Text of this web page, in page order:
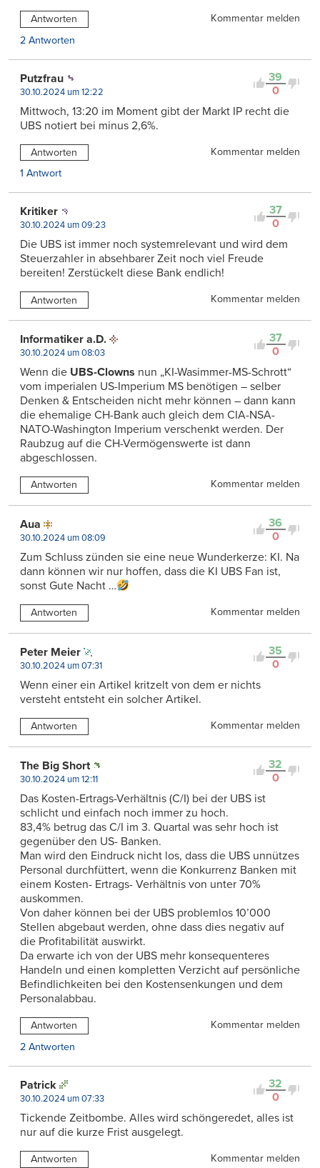
Antworten
Kommentar melden
2 Antworten
39
0
Putzfrau
30.10.2024 um 12:22
Mittwoch, 13:20 im Moment gibt der Markt IP recht die
UBS notiert bei minus 2,6%.
Antworten
Kommentar melden
1 Antwort
37
0
Kritiker
30.10.2024 um 09:23
Die UBS ist immer noch systemrelevant und wird dem
Steuerzahler in absehbarer Zeit noch viel Freude
bereiten! Zerstückelt diese Bank endlich!
Antworten Kommentar melden
37
0
Informatiker a.D.
30.10.2024 um 08:03
Wenn die UBS-Clowns nun „KI-Wasimmer-MS-Schrott“
vom imperialen US-Imperium MS benötigen – selber
Denken & Entscheiden nicht mehr können – dann kann
die ehemalige CH-Bank auch gleich dem CIA-NSA-
NATO-Washington Imperium verschenkt werden. Der
Raubzug auf die CH-Vermögenswerte ist dann
abgeschlossen.
Antworten Kommentar melden
36
0
Aua
30.10.2024 um 08:09
Zum Schluss zünden sie eine neue Wunderkerze: KI. Na
dann können wir nur hoffen, dass die KI UBS Fan ist,
sonst Gute Nacht …
Antworten Kommentar melden
35
0
Peter Meier
30.10.2024 um 07:31
Wenn einer ein Artikel kritzelt von dem er nichts
versteht entsteht ein solcher Artikel.
Antworten Kommentar melden
32
0
The Big Short
30.10.2024 um 12:11
Das Kosten-Ertrags-Verhältnis (C/I) bei der UBS ist
schlicht und einfach noch immer zu hoch.
83,4% betrug das C/I im 3. Quartal was sehr hoch ist
gegenüber den US- Banken.
Man wird den Eindruck nicht los, dass die UBS unnützes
Personal durchfüttert, wenn die Konkurrenz Banken mit
einem Kosten- Ertrags- Verhältnis von unter 70%
auskommen.
Von daher können bei der UBS problemlos 10’000
Stellen abgebaut werden, ohne dass dies negativ auf
die Profitabilität auswirkt.
Da erwarte ich von der UBS mehr konsequenteres
Handeln und einen kompletten Verzicht auf persönliche
Befindlichkeiten bei den Kostensenkungen und dem
Personalabbau.
Antworten
Kommentar melden
2 Antworten
32
0
Patrick
30.10.2024 um 07:33
Tickende Zeitbombe. Alles wird schöngeredet, alles ist
nur auf die kurze Frist ausgelegt.
Antworten Kommentar melden